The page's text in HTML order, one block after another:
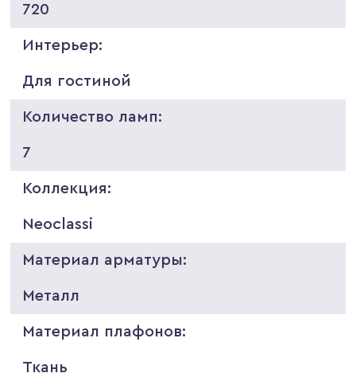
720
Интерьер:
Для гостиной
Количество ламп:
7
Коллекция:
Neoclassi
Материал арматуры:
Металл
Материал плафонов:
Ткань